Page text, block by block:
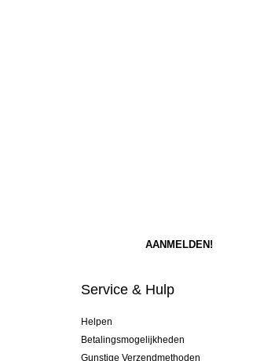
Service & Hulp
Helpen
Betalingsmogelijkheden
Gunstige Verzendmethoden